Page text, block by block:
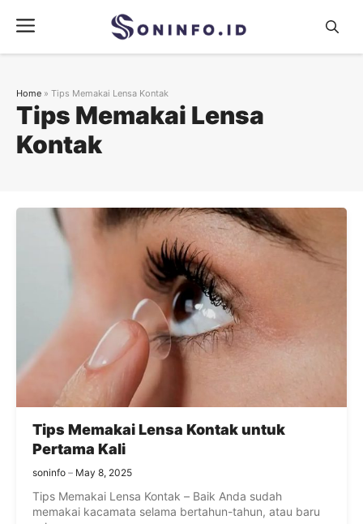
content
Menu
Tips Memakai Lensa
Kontak
Home » Tips Memakai Lensa Kontak
Tips Memakai Lensa Kontak untuk
Pertama Kali
soninfo May 8, 2025
Tips Memakai Lensa Kontak – Baik Anda sudah
memakai kacamata selama bertahun-tahun, atau baru